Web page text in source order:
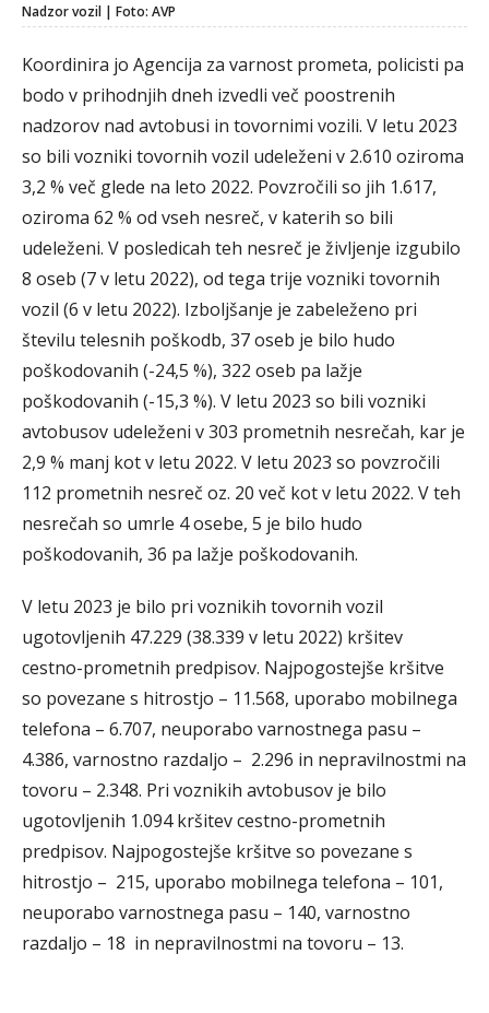
Nadzor vozil | Foto: AVP
Koordinira jo Agencija za varnost prometa, policisti pa
bodo v prihodnjih dneh izvedli več poostrenih
nadzorov nad avtobusi in tovornimi vozili. V letu 2023
so bili vozniki tovornih vozil udeleženi v 2.610 oziroma
3,2 % več glede na leto 2022. Povzročili so jih 1.617,
oziroma 62 % od vseh nesreč, v katerih so bili
udeleženi. V posledicah teh nesreč je življenje izgubilo
8 oseb (7 v letu 2022), od tega trije vozniki tovornih
vozil (6 v letu 2022). Izboljšanje je zabeleženo pri
številu telesnih poškodb, 37 oseb je bilo hudo
poškodovanih (-24,5 %), 322 oseb pa lažje
poškodovanih (-15,3 %). V letu 2023 so bili vozniki
avtobusov udeleženi v 303 prometnih nesrečah, kar je
2,9 % manj kot v letu 2022. V letu 2023 so povzročili
112 prometnih nesreč oz. 20 več kot v letu 2022. V teh
nesrečah so umrle 4 osebe, 5 je bilo hudo
poškodovanih, 36 pa lažje poškodovanih.
V letu 2023 je bilo pri voznikih tovornih vozil
ugotovljenih 47.229 (38.339 v letu 2022) kršitev
cestno-prometnih predpisov. Najpogostejše kršitve
so povezane s hitrostjo – 11.568, uporabo mobilnega
telefona – 6.707, neuporabo varnostnega pasu –
4.386, varnostno razdaljo – 2.296 in nepravilnostmi na
tovoru – 2.348. Pri voznikih avtobusov je bilo
ugotovljenih 1.094 kršitev cestno-prometnih
predpisov. Najpogostejše kršitve so povezane s
hitrostjo – 215, uporabo mobilnega telefona – 101,
neuporabo varnostnega pasu – 140, varnostno
razdaljo – 18 in nepravilnostmi na tovoru – 13.